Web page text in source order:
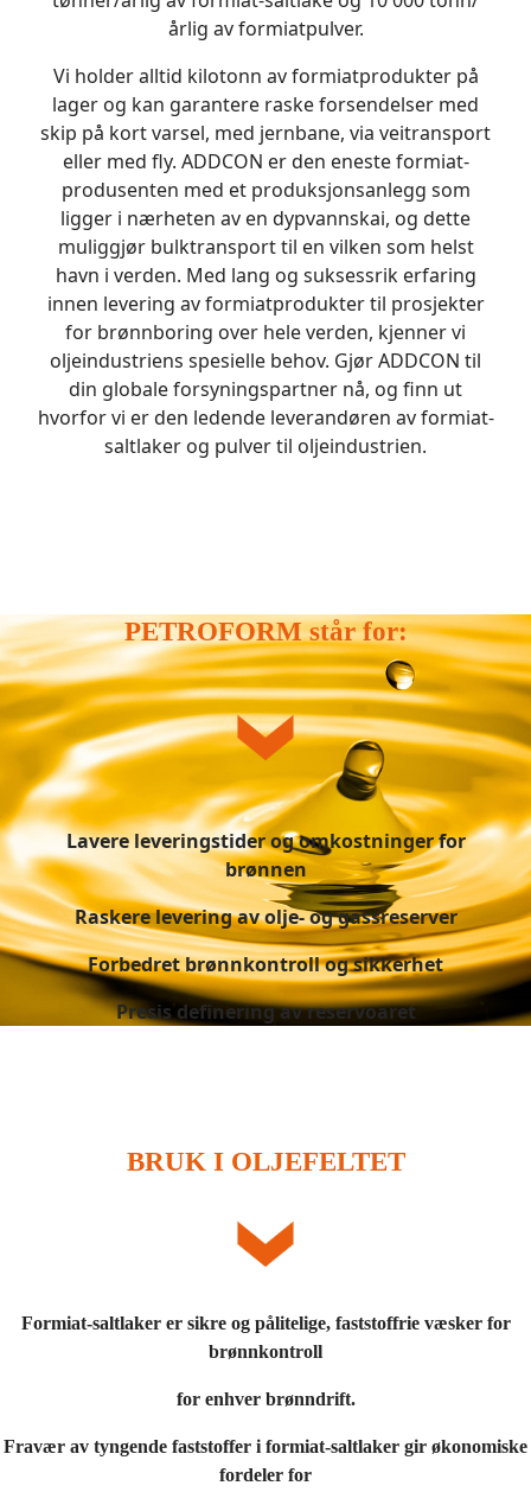
årlig av formiatpulver.
Vi holder alltid kilotonn av formiatprodukter på
lager og kan garantere raske forsendelser med
skip på kort varsel, med jernbane, via veitransport
eller med fly. ADDCON er den eneste formiat-
produsenten med et produksjonsanlegg som
ligger i nærheten av en dypvannskai, og dette
muliggjør bulktransport til en vilken som helst
havn i verden. Med lang og suksessrik erfaring
innen levering av formiatprodukter til prosjekter
for brønnboring over hele verden, kjenner vi
oljeindustriens spesielle behov. Gjør ADDCON til
din globale forsyningspartner nå, og finn ut
hvorfor vi er den ledende leverandøren av formiat-
saltlaker og pulver til oljeindustrien.
PETROFORM står for:
Lavere leveringstider og omkostninger for
brønnen
Raskere levering av olje- og gassreserver
Forbedret brønnkontroll og sikkerhet
Presis definering av reservoaret
BRUK I OLJEFELTET
Formiat-saltlaker er sikre og pålitelige, faststoffrie væsker for
brønnkontroll
for enhver brønndrift.
Fravær av tyngende faststoffer i formiat-saltlaker gir økonomiske
fordeler for